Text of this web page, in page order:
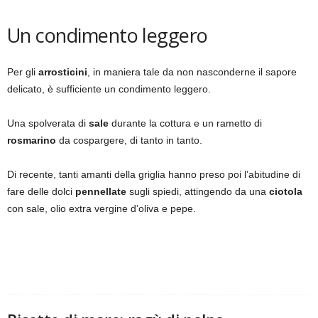
Un condimento leggero
Per gli arrosticini , in maniera tale da non nasconderne il sapore
delicato, è sufficiente un condimento leggero.
Una spolverata di sale durante la cottura e un rametto di
rosmarino da cospargere, di tanto in tanto.
Di recente, tanti amanti della griglia hanno preso poi l’abitudine di
fare delle dolci pennellate sugli spiedi, attingendo da una ciotola
con sale, olio extra vergine d’oliva e pepe.